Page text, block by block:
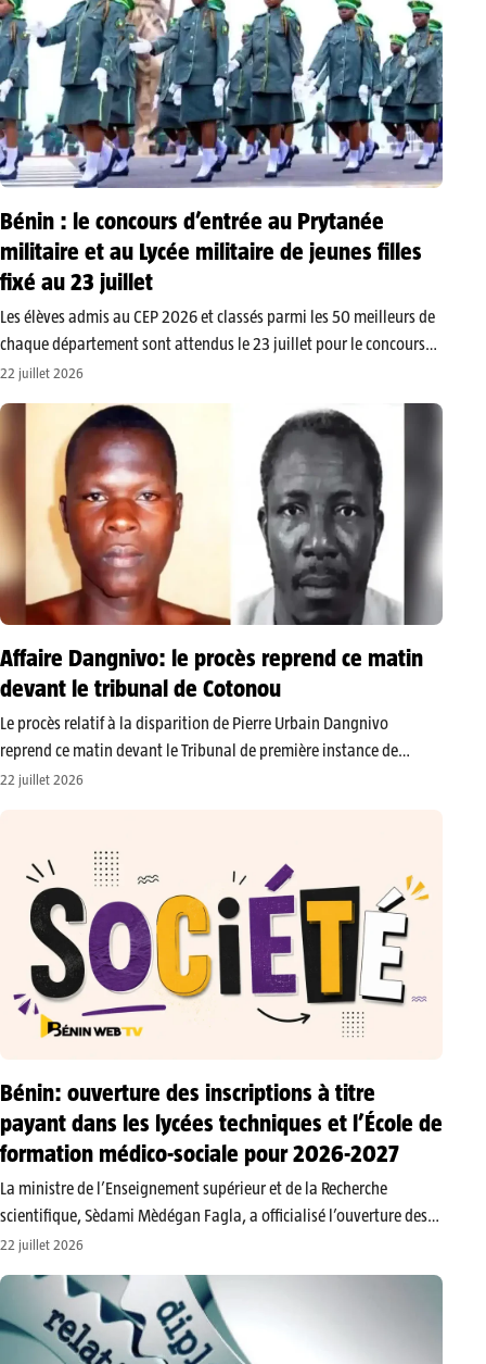
Bénin : le concours d’entrée au Prytanée
militaire et au Lycée militaire de jeunes filles
fixé au 23 juillet
Les élèves admis au CEP 2026 et classés parmi les 50 meilleurs de
chaque département sont attendus le 23 juillet pour le concours
d’entrée au Prytanée militaire de Bembèrèkè et au Lycée militaire
de jeunes filles. L’annonce a été faite…
22 juillet 2026
Affaire Dangnivo: le procès reprend ce matin
devant le tribunal de Cotonou
Le procès relatif à la disparition de Pierre Urbain Dangnivo
reprend ce matin devant le Tribunal de première instance de
première classe de Cotonou. Cette nouvelle audience s’inscrit dans
22 juillet 2026
Bénin: ouverture des inscriptions à titre
payant dans les lycées techniques et l’École de
formation médico-sociale pour 2026-2027
​La ministre de l’Enseignement supérieur et de la Recherche
scientifique, Sèdami Mèdégan Fagla, a officialisé l’ouverture des
inscriptions pour les formations à titre payant dans plusieurs
professionnel. L’annonce a été faite à travers un communiqué…
22 juillet 2026